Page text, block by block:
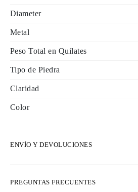
Diameter
Metal
Peso Total en Quilates
Tipo de Piedra
Claridad
Color
ENVÍO Y DEVOLUCIONES
PREGUNTAS FRECUENTES